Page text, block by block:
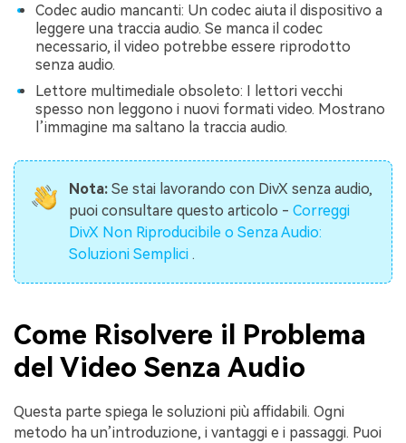
Codec audio mancanti: Un codec aiuta il dispositivo a
leggere una traccia audio. Se manca il codec
necessario, il video potrebbe essere riprodotto
senza audio.
Lettore multimediale obsoleto: I lettori vecchi
spesso non leggono i nuovi formati video. Mostrano
l’immagine ma saltano la traccia audio.
Nota:Se stai lavorando con DivX senza audio,
puoi consultare questo articolo - Correggi
DivX Non Riproducibile o Senza Audio:
Soluzioni Semplici.
Come Risolvere il Problema
del Video Senza Audio
Questa parte spiega le soluzioni più affidabili. Ogni
metodo ha un’introduzione, i vantaggi e i passaggi. Puoi